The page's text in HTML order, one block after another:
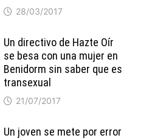
28/03/2017
Un directivo de Hazte Oír
se besa con una mujer en
Benidorm sin saber que es
transexual
21/07/2017
Un joven se mete por error